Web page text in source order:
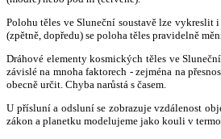
Polohu těles ve Sluneční soustavě lze vykreslit
(zpětně, dopředu) se poloha těles pravidelně
Dráhové elementy kosmických těles ve
závislé na mnoha faktorech - zejména na
obecně určit. Chyba narůstá s časem.
U přísluní a odsluní se zobrazuje vzdálenost
zákon a planetku modelujeme jako kouli v